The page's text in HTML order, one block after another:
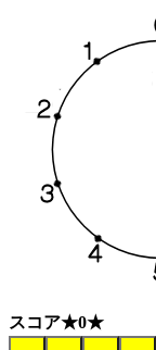
スコア★0★